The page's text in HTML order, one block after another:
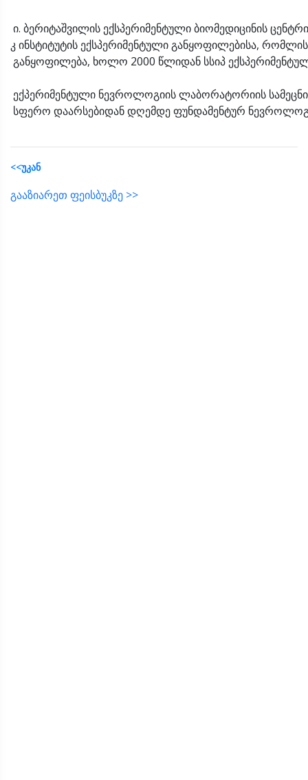
ი. ბერიტაშვილის ექსპერიმენტული ბიომედიცინის
კ ინსტიტუტის ექსპერიმენტული განყოფილებისა,
განყოფილება, ხოლო 2000 წლიდან სსიპ
ექპერიმენტული ნევროლოგიის ლაბორატორიის
სფერო დაარსებიდან დღემდე ფუნდამენტურ
<<უკან
გააზიარეთ ფეისბუკზე >>